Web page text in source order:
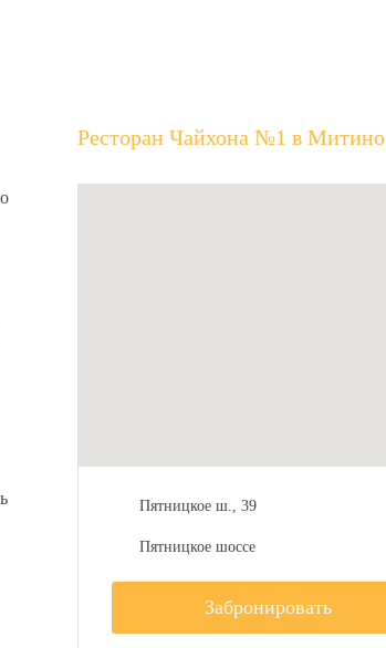
Ресторан Чайхона №1 в Митино
Пятницкое ш., 39
Пятницкое шоссе
Забронировать